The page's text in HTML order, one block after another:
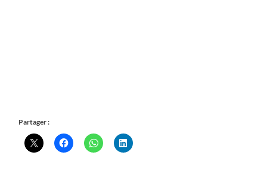
Partager :